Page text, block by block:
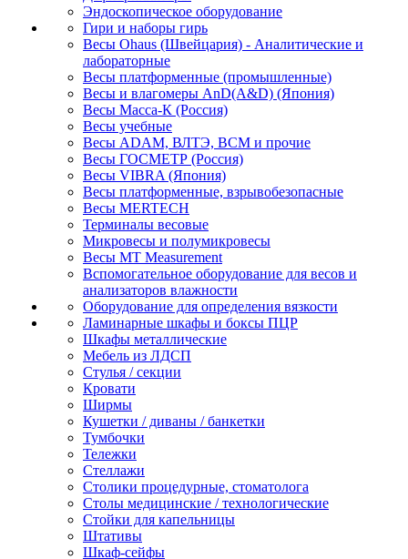
Эндоскопическое оборудование
Гири и наборы гирь
Весы Ohaus (Швейцария) - Аналитические и
лабораторные
Весы платформенные (промышленные)
Весы и влагомеры AnD(A&D) (Япония)
Весы Масса-К (Россия)
Весы учебные
Весы ADAM, ВЛТЭ, BCM и прочие
Весы ГОСМЕТР (Россия)
Весы VIBRA (Япония)
Весы платформенные, взрывобезопасные
Весы MERTECH
Терминалы весовые
Микровесы и полумикровесы
Весы MT Measurement
Вспомогательное оборудование для весов и
анализаторов влажности
Оборудование для определения вязкости
Ламинарные шкафы и боксы ПЦР
Шкафы металлические
Мебель из ЛДСП
Стулья / секции
Кровати
Ширмы
Кушетки / диваны / банкетки
Тумбочки
Тележки
Стеллажи
Столики процедурные, стоматолога
Столы медицинские / технологические
Стойки для капельницы
Штативы
Шкаф-сейфы